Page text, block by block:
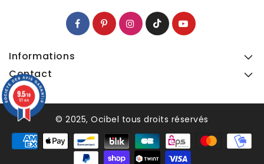
Informations
Contact
© 2025, Ocibel tous droits réservés
9.5/10
127 avis
9.5/10
127 avis